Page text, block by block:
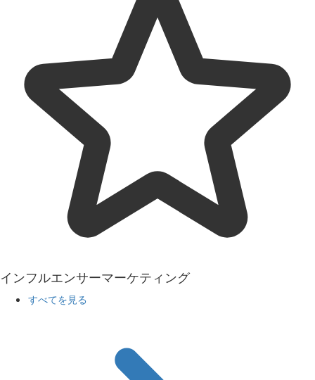
インフルエンサーマーケティング
すべてを見る